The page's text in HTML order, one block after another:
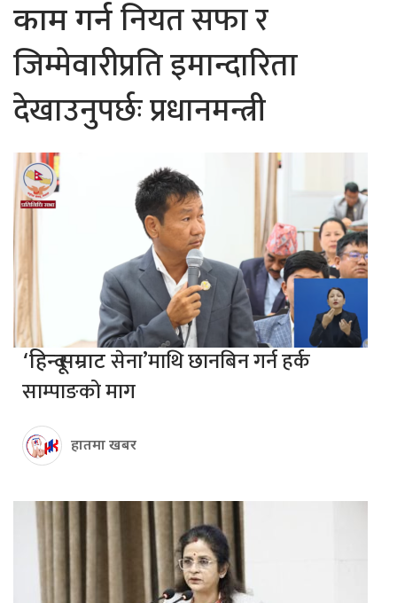
काम गर्ननियत सफा र
जिम्मेवारीप्रति इमान्दारिता
देखाउनुपर्छः प्रधानमन्त्री
‘हिन्दू सम्राटसेना’माथि छानबिन गर्न हर्क
साम्पाङको माग
हातमा खबर